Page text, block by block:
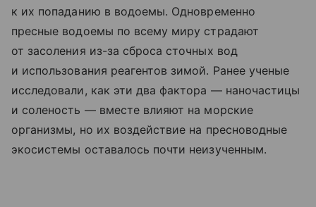
к их попаданию в водоемы. Одновременно
пресные водоемы по всему миру страдают
от засоления из-за сброса сточных вод
и использования реагентов зимой. Ранее ученые
исследовали, как эти два фактора — наночастицы
и соленость — вместе влияют на морские
организмы, но их воздействие на пресноводные
экосистемы оставалось почти неизученным.